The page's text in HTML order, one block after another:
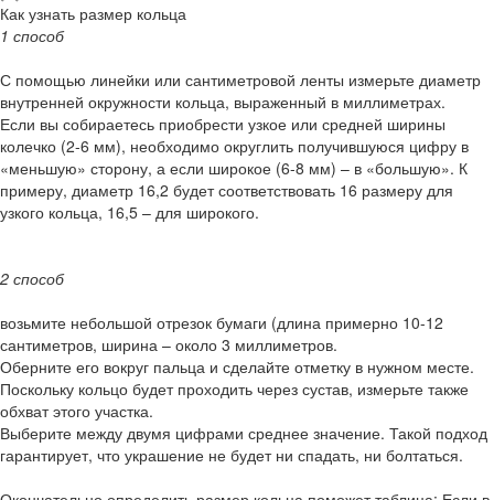
Как узнать размер кольца
1 способ
С помощью линейки или сантиметровой ленты измерьте диаметр
внутренней окружности кольца, выраженный в миллиметрах.
Если вы собираетесь приобрести узкое или средней ширины
колечко (2-6 мм), необходимо округлить получившуюся цифру в
«меньшую» сторону, а если широкое (6-8 мм) – в «большую». К
примеру, диаметр 16,2 будет соответствовать 16 размеру для
узкого кольца, 16,5 – для широкого.
2 способ
возьмите небольшой отрезок бумаги (длина примерно 10-12
сантиметров, ширина – около 3 миллиметров.
Оберните его вокруг пальца и сделайте отметку в нужном месте.
Поскольку кольцо будет проходить через сустав, измерьте также
обхват этого участка.
Выберите между двумя цифрами среднее значение. Такой подход
гарантирует, что украшение не будет ни спадать, ни болтаться.